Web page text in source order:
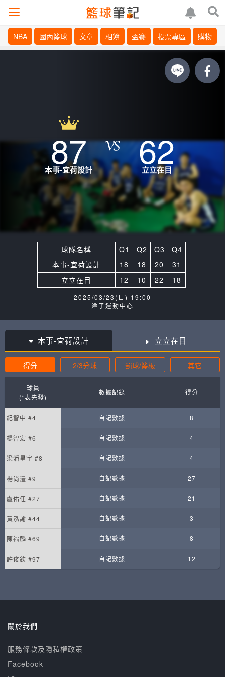
NBA 國內籃球 文章 相簿 盃賽 投票專區 購物
87
本事-宜荷設計 62
立立在目
球隊名稱 Q1 Q2 Q3
Q4
本事-宜荷設計
18 18 20
31
立立在目
12 10 22 18
2025/03/23(日) 19:00
潭子運動中心
本事-宜荷設計 立立在目
得分 2/3分球 罰球/籃板 其它
球員
(*表先發)
數據記錄 得分
紀智中 #4 自記數據 8
楊智宏 #6 自記數據 4
梁潘星宇 #8 自記數據 4
楊尚澧 #9 自記數據 27
盧佑任 #27 自記數據 21
黃泓諭 #44 自記數據 3
陳福麟 #69 自記數據 8
許俊欽 #97 自記數據 12
關於我們
服務條款及隱私權政策
Facebook